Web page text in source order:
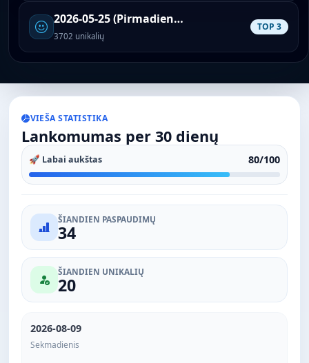
2026-05-25 (Pirmadienis)
3702 unikalių
TOP 3
VIEŠA STATISTIKA
Lankomumas per 30 dienų
🚀 Labai aukštas 80/100
ŠIANDIEN PASPAUDIMŲ
34
ŠIANDIEN UNIKALIŲ
20
2026-08-09
Sekmadienis